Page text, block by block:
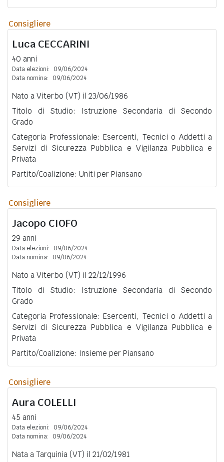
Consigliere
Luca CECCARINI
40 anni
Data elezioni:
09/06/2024
Data nomina:
09/06/2024
Nato a Viterbo (VT) il 23/06/1986
Titolo di Studio: Istruzione Secondaria di Secondo
Grado
Categoria Professionale: Esercenti, Tecnici o Addetti a
Servizi di Sicurezza Pubblica e Vigilanza Pubblica e
Privata
Partito/Coalizione: Uniti per Piansano
Consigliere
Jacopo CIOFO
29 anni
Data elezioni:
09/06/2024
Data nomina:
09/06/2024
Nato a Viterbo (VT) il 22/12/1996
Titolo di Studio: Istruzione Secondaria di Secondo
Grado
Categoria Professionale: Esercenti, Tecnici o Addetti a
Servizi di Sicurezza Pubblica e Vigilanza Pubblica e
Privata
Partito/Coalizione: Insieme per Piansano
Consigliere
Aura COLELLI
45 anni
Data elezioni:
09/06/2024
Data nomina:
09/06/2024
Nata a Tarquinia (VT) il 21/02/1981